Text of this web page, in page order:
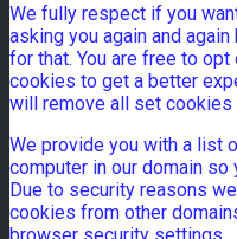
We fully respect if you
asking you again and
for that. You are free to
cookies to get a better
will remove all set cookies
We provide you with a list
computer in our domain so
Due to security reasons
cookies from other